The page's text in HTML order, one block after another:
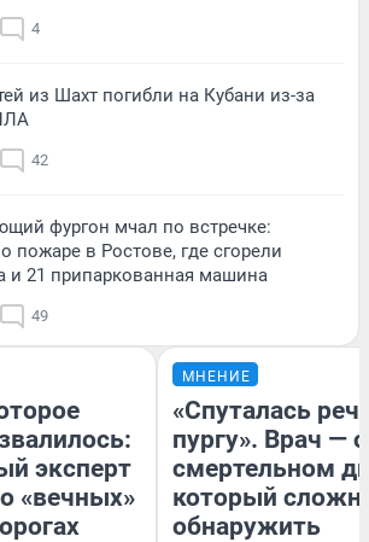
4
из Шахт погибли на Кубани из-за
42
фургон мчал по встречке:
пожаре в Ростове, где сгорели
и 21 припаркованная машина
49
эксперт
«вечных»
МНЕНИЕ
«Спуталась
пургу». Врач — о
смертельном
который
обнаружить